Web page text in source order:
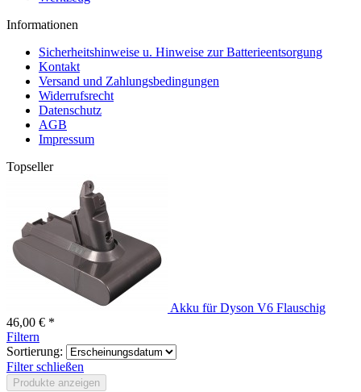
Informationen
Sicherheitshinweise u. Hinweise zur Batterieentsorgung
Kontakt
Versand und Zahlungsbedingungen
Widerrufsrecht
Datenschutz
AGB
Impressum
Topseller
Akku für Dyson V6 Flauschig
46,00 € *
Filtern
Sortierung:
Filter schließen
Produkte anzeigen